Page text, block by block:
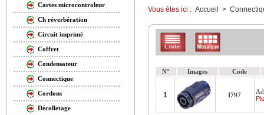
Cartes microcontroleur
Ch réverbération
Circuit imprimé
Coffret
Condensateur
Connectique
Cordons
Décolletage
Vous êtes ici : Accueil >
N° Images Code
1 I797